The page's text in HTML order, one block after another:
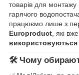
товарів для
гарячого
працюємо лише з
Europroduct, які
використовуються
🛠 Чому